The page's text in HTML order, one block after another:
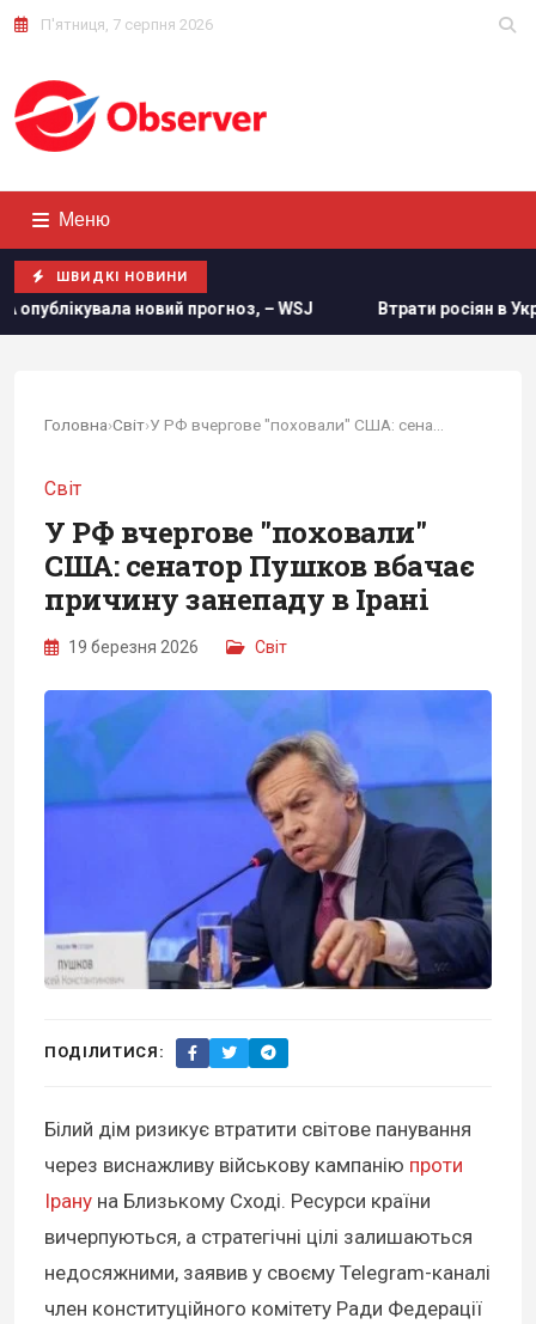
П'ятниця, 7 серпня 2026
Меню
ШВИДКІ НОВИНИ
– WSJ Втрати росіян в Україні сягнули нової
Головна›Світ›
Світ
У РФ вчергове "поховали"
США: сенатор Пушков вбачає
причину занепаду в Ірані
19 березня 2026 Світ
ПОДІЛИТИСЯ:
Білий дім ризикує втратити світове панування
через виснажливу військову кампанію проти
Ірану на Близькому Сході. Ресурси країни
вичерпуються, а стратегічні цілі залишаються
недосяжними, заявив у своєму Telegram-каналі
член конституційного комітету Ради Федерації